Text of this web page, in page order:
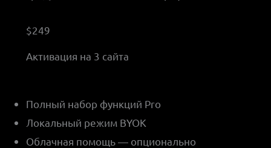
$249
Активация на 3 сайта
Полный набор функций Pro
Локальный режим BYOK
Облачная помощь — опционально